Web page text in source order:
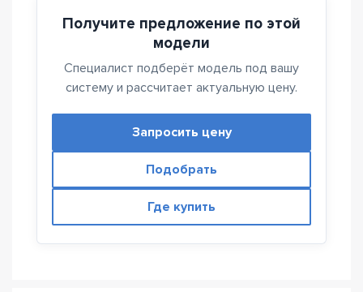
Получите предложение по этой
модели
Специалист подберёт модель под вашу
систему и рассчитает актуальную цену.
Запросить цену
Подобрать
Где купить